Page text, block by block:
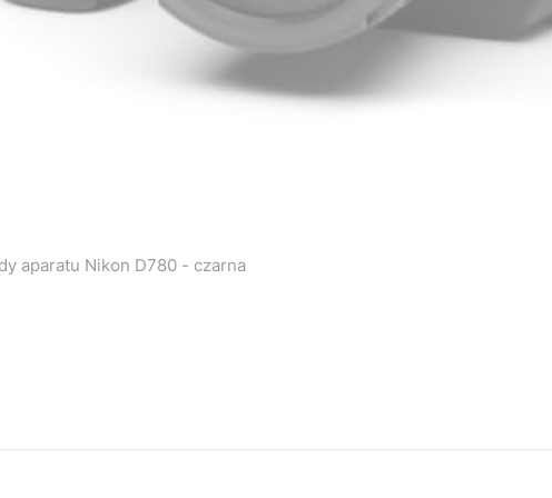
easyCover silikonowa osłona na body aparatu Nikon D780 - czarna